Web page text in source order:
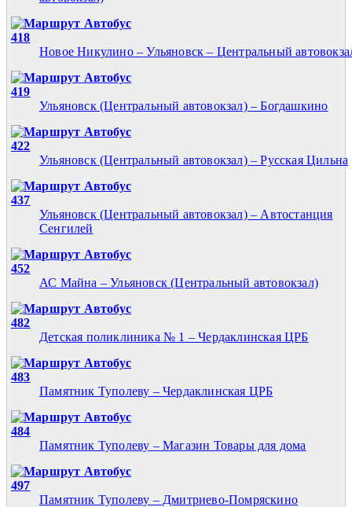
Автобус
418
Новое Никулино – Ульяновск – Центральный
Автобус
419
Ульяновск (Центральный автовокзал) – Богдашкино
Автобус
422
Ульяновск (Центральный автовокзал) – Русская Цильна
Автобус
437
Ульяновск (Центральный автовокзал) – Автостанция
Сенгилей
Автобус
452
АС Майна – Ульяновск (Центральный автовокзал)
Автобус
482
Детская поликлиника № 1 – Чердаклинская ЦРБ
Автобус
483
Памятник Туполеву – Чердаклинская ЦРБ
Автобус
484
Памятник Туполеву – Магазин Товары для дома
Автобус
497
Памятник Туполеву – Дмитриево-Помряскино